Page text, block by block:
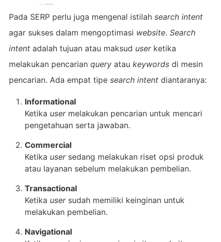
Pada SERP perlu juga mengenal istilah search intent
agar sukses dalam mengoptimasi website. Search
intentadalah tujuan atau maksud user ketika
melakukan pencarianqueryatau keywords di mesin
pencarian. Ada empat tipe search intentdiantaranya:
Informational
Ketika usermelakukan pencarian untuk mencari
pengetahuan serta jawaban.
Commercial
Ketika usersedang melakukan riset opsi produk
atau layanan sebelum melakukan pembelian.
Transactional
Ketika usersudah memiliki keinginan untuk
melakukan pembelian.
Navigational